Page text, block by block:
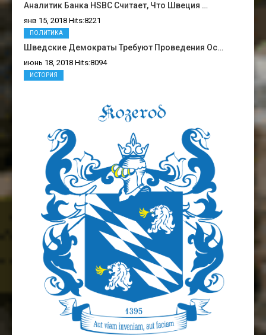
Аналитик Банка HSBC Считает, Что Швеция …
янв 15, 2018 Hits:8221
Шведские Демократы Требуют Проведения Ос…
июнь 18, 2018 Hits:8094
ПОЛИТИКА
ИСТОРИЯ